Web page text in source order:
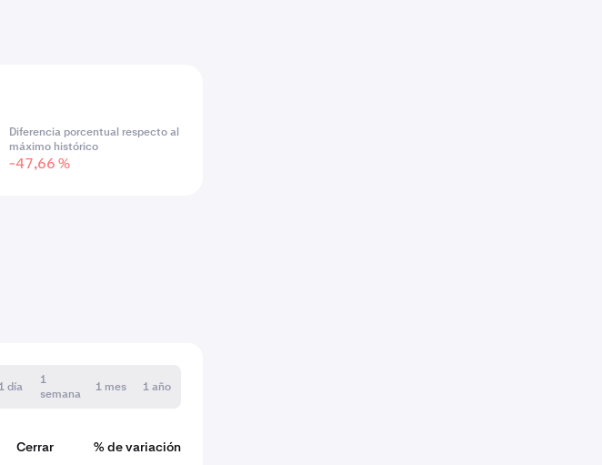
Diferencia porcentual respecto al
máximo histórico
-47,66 %
1 día
1
semana
1 mes 1 año
Cerrar
% de variación